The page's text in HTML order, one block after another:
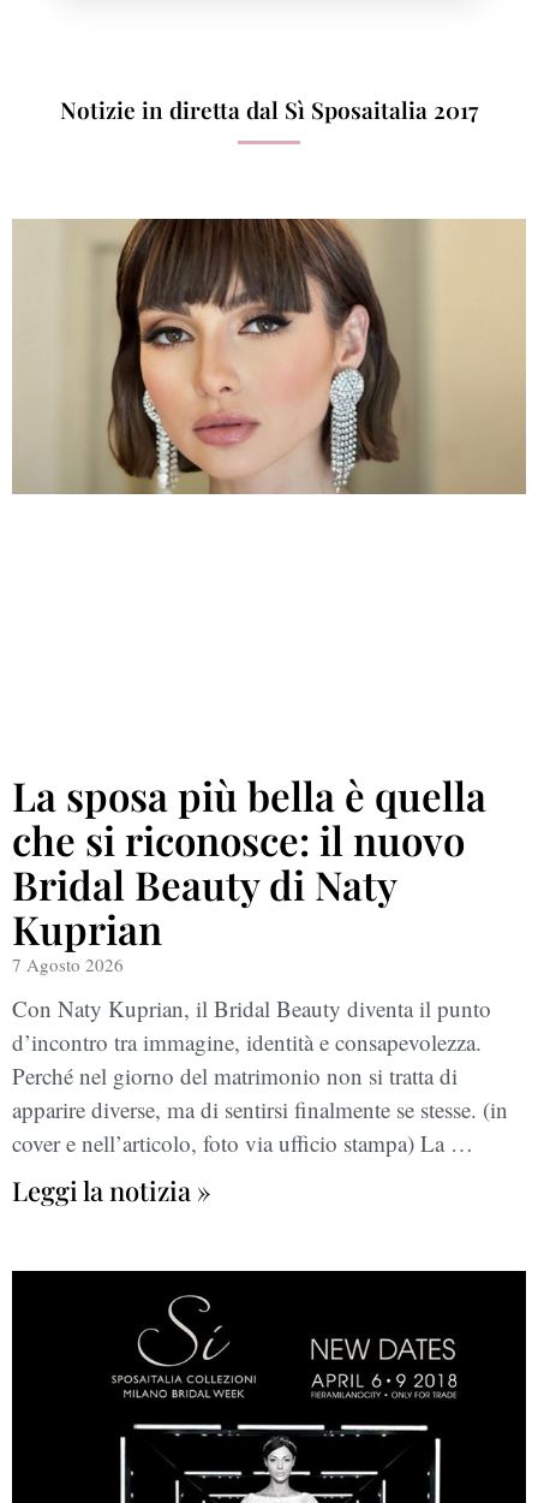
Notizie in diretta dal Sì Sposaitalia 2017
La sposa più bella è quella
che si riconosce: il nuovo
Bridal Beauty di Naty
Kuprian
7 Agosto 2026
Con Naty Kuprian, il Bridal Beauty diventa il punto
d’incontro tra immagine, identità e consapevolezza.
Perché nel giorno del matrimonio non si tratta di
apparire diverse, ma di sentirsi finalmente se stesse. (in
cover e nell’articolo, foto via ufficio stampa) La …
Leggi la notizia »